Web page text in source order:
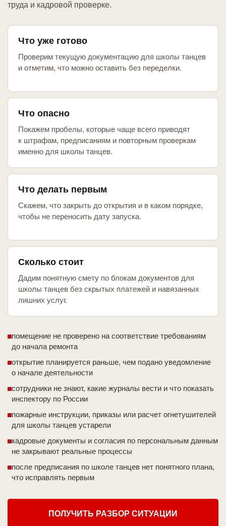
труда и кадровой проверке.
Что уже готово
Проверим текущую документацию для школы танцев
и отметим, что можно оставить без переделки.
Что опасно
Покажем пробелы, которые чаще всего приводят
к штрафам, предписаниям и повторным проверкам
именно для школы танцев.
Что делать первым
Скажем, что закрыть до открытия и в каком порядке,
чтобы не переносить дату запуска.
Сколько стоит
Дадим понятную смету по блокам документов для
школы танцев без скрытых платежей и навязанных
лишних услуг.
помещение не проверено на соответствие требованиям
до начала ремонта
открытие планируется раньше, чем подано уведомление
о начале деятельности
сотрудники не знают, какие журналы вести и что показать
инспектору по России
пожарные инструкции, приказы или расчет огнетушителей
для школы танцев устарели
кадровые документы и согласия по персональным данным
не закрывают реальные процессы
после предписания по школе танцев нет понятного плана,
что исправлять первым
ПОЛУЧИТЬ РАЗБОР СИТУАЦИИ